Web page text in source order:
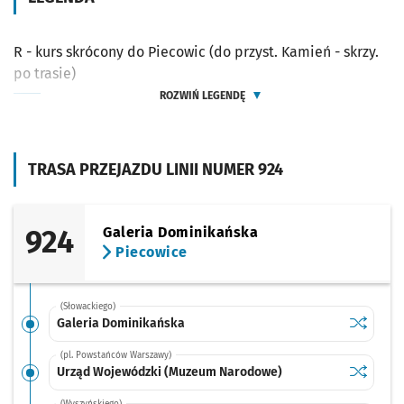
TRASA PRZEJAZDU LINII NUMER 924
924
Galeria Dominikańska
Piecowice
(Słowackiego)
Galeria Dominikańska Sprawdź
Galeria
(pl. Powstańców Warszawy)
Urząd Wojewódzki (Muzeum Narodowe) Sprawdź
Urząd
R - kurs skrócony do Piecowic (do przyst. Kamień - skrzy.
po trasie)
ROZWIŃ LEGENDĘ